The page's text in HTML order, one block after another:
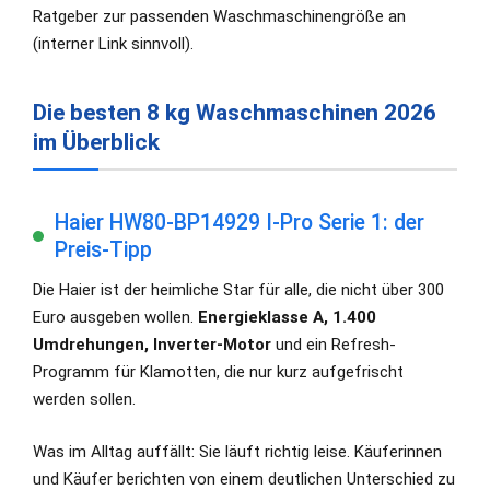
Ratgeber zur passenden Waschmaschinengröße an
(interner Link sinnvoll).
Die besten 8 kg Waschmaschinen 2026
im Überblick
Haier HW80-BP14929 I-Pro Serie 1: der
Preis-Tipp
Die Haier ist der heimliche Star für alle, die nicht über 300
Euro ausgeben wollen. Energieklasse A, 1.400
Umdrehungen, Inverter-Motor und ein Refresh-
Programm für Klamotten, die nur kurz aufgefrischt
werden sollen.
Was im Alltag auffällt: Sie läuft richtig leise. Käuferinnen
und Käufer berichten von einem deutlichen Unterschied zu